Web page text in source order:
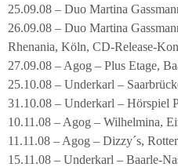
25.09.08 – Duo Martina
26.09.08 – Duo Martina
Rhenania, Köln, CD-Release-
27.09.08 – Agog – Plus Etage,
25.10.08 – Underkarl –
31.10.08 – Underkarl – Hörspiel
10.11.08 – Agog – Wilhelmina,
11.11.08 – Agog – Dizzy´s,
15.11.08 – Underkarl – Baarle-